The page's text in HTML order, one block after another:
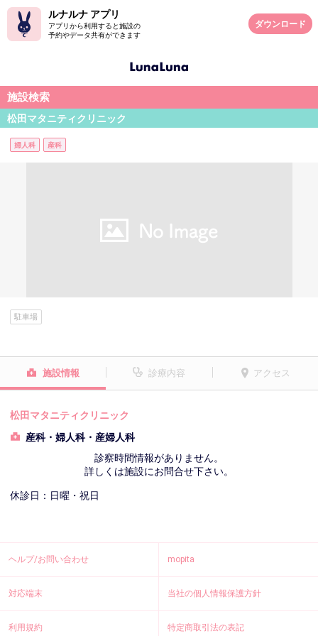
ルナルナ アプリ
アプリから利用すると施設の
予約やデータ共有ができます
ダウンロード
施設検索
松田マタニティクリニック
婦人科 産科
駐車場
施設情報 診療内容 アクセス
松田マタニティクリニック
産科・婦人科・産婦人科
診察時間情報がありません。
詳しくは施設にお問合せ下さい。
休診日：日曜・祝日
ヘルプ/お問い合わせ mopita
対応端末 当社の個人情報保護方針
利用規約 特定商取引法の表記